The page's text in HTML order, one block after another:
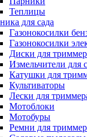
Теплицы
для сада
Газонокосилки
Газонокосилки
Диски для
Измельчители для
Катушки для
Культиваторы
Лески для
Мотоблоки
Мотобуры
Ремни для